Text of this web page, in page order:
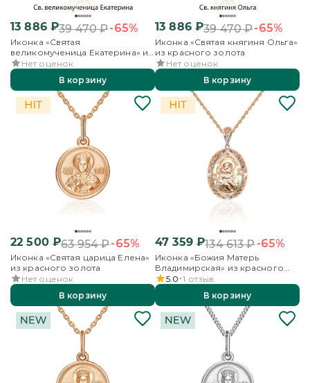
13 886₽39 470₽-65%
Иконка «Святая
великомученица Екатерина» из
красного золота
Нет оценок
В корзину
13 886₽39 470₽-65%
Иконка «Святая княгиня Ольга»
из красного золота
Нет оценок
В корзину
22 500₽63 954₽-65%
Иконка «Святая царица Елена»
из красного золота
Нет оценок
В корзину
47 359₽134 613₽-65%
Иконка «Божия Матерь
Владимирская» из красного
золота
5.0 1 отзыв
В корзину